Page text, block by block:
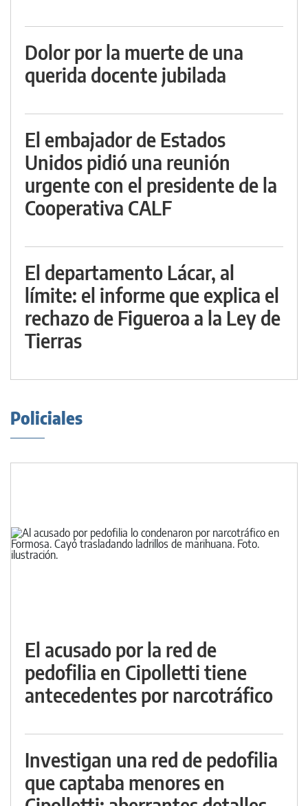
Dolor por la muerte de una
querida docente jubilada
El embajador de Estados
Unidos pidió una reunión
urgente con el presidente de la
Cooperativa CALF
El departamento Lácar, al
límite: el informe que explica el
rechazo de Figueroa a la Ley de
Tierras
Policiales
El acusado por la red de
pedofilia en Cipolletti tiene
antecedentes por narcotráfico
Investigan una red de pedofilia
que captaba menores en